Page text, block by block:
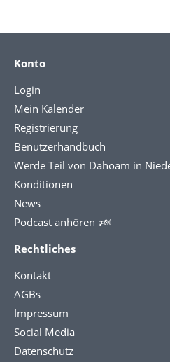
Konto
Login
Mein Kalender
Registrierung
Benutzerhandbuch
Werde Teil von Dahoam in
Konditionen
News
Podcast anhören 🕬
Rechtliches
Kontakt
AGBs
Impressum
Social Media
Datenschutz